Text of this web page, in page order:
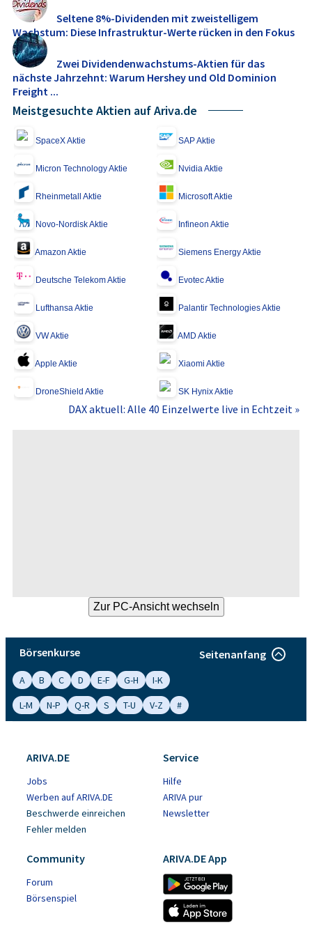
Seltene 8%-Dividenden mit zweistelligem
Wachstum: Diese Infrastruktur-Werte rücken in den Fokus
Zwei Dividendenwachstums-Aktien für das
nächste Jahrzehnt: Warum Hershey und Old Dominion
Freight ...
Meistgesuchte Aktien auf Ariva.de
SpaceX Aktie SAP Aktie
Micron Technology Aktie Nvidia Aktie
Rheinmetall Aktie Microsoft Aktie
Novo-Nordisk Aktie Infineon Aktie
Amazon Aktie Siemens Energy Aktie
Deutsche Telekom Aktie Evotec Aktie
Lufthansa Aktie Palantir Technologies Aktie
VW Aktie AMD Aktie
Apple Aktie Xiaomi Aktie
DroneShield Aktie SK Hynix Aktie
DAX aktuell: Alle 40 Einzelwerte live in Echtzeit »
Börsenkurse Seitenanfang
A B C D E-F G-H
I-K
L-M
N-P Q-R S T-U V-Z #
ARIVA.DE
Jobs
Werben auf ARIVA.DE
Beschwerde einreichen
Fehler melden
Service
Hilfe
ARIVA pur
Newsletter
Community
Forum
Börsenspiel
ARIVA.DE App